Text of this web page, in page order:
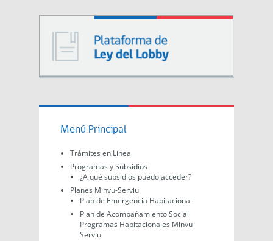
Menú Principal
Trámites en Línea
Programas y Subsidios
¿A qué subsidios puedo acceder?
Planes Minvu-Serviu
Plan de Emergencia Habitacional
Plan de Acompañamiento Social
Programas Habitacionales Minvu-
Serviu